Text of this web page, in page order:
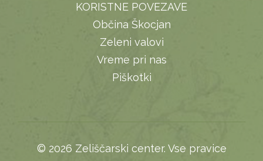
KORISTNE POVEZAVE
Občina Škocjan
Zeleni valovi
Vreme pri nas
Piškotki
© 2026 Zeliščarski center. Vse pravice